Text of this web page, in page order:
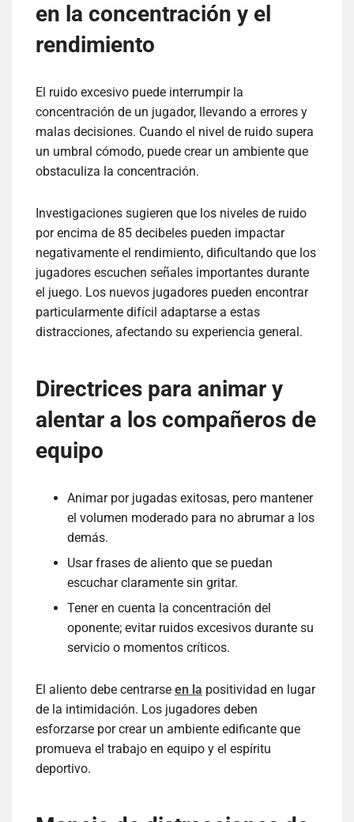
en la concentración y el
rendimiento
El ruido excesivo puede interrumpir la
concentración de un jugador, llevando a errores y
malas decisiones. Cuando el nivel de ruido supera
un umbral cómodo, puede crear un ambiente que
obstaculiza la concentración.
Investigaciones sugieren que los niveles de ruido
por encima de 85 decibeles pueden impactar
negativamente el rendimiento, dificultando que los
jugadores escuchen señales importantes durante
el juego. Los nuevos jugadores pueden encontrar
particularmente difícil adaptarse a estas
distracciones, afectando su experiencia general.
Directrices para animar y
alentar a los compañeros de
equipo
Animar por jugadas exitosas, pero mantener
el volumen moderado para no abrumar a los
demás.
Usar frases de aliento que se puedan
escuchar claramente sin gritar.
Tener en cuenta la concentración del
oponente; evitar ruidos excesivos durante su
servicio o momentos críticos.
El aliento debe centrarse en la positividad en lugar
de la intimidación. Los jugadores deben
esforzarse por crear un ambiente edificante que
promueva el trabajo en equipo y el espíritu
deportivo.